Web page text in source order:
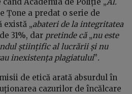
Țone a predat o serie de
există „abateri de la integritatea
31%, dar pretinde că„nu este
științific al lucrării și nu
inexistența plagiatului”.
de etică arată absurdul în
cazurilor de încălcare